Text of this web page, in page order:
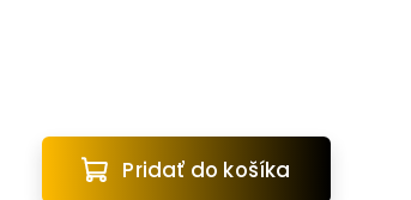
Pridať do košíka